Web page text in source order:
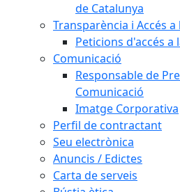
de Catalunya
Transparència i Accés
Peticions d'accés
Comunicació
Responsable de
Comunicació
Imatge Corporativa
Perfil de contractant
Seu electrònica
Anuncis / Edictes
Carta de serveis